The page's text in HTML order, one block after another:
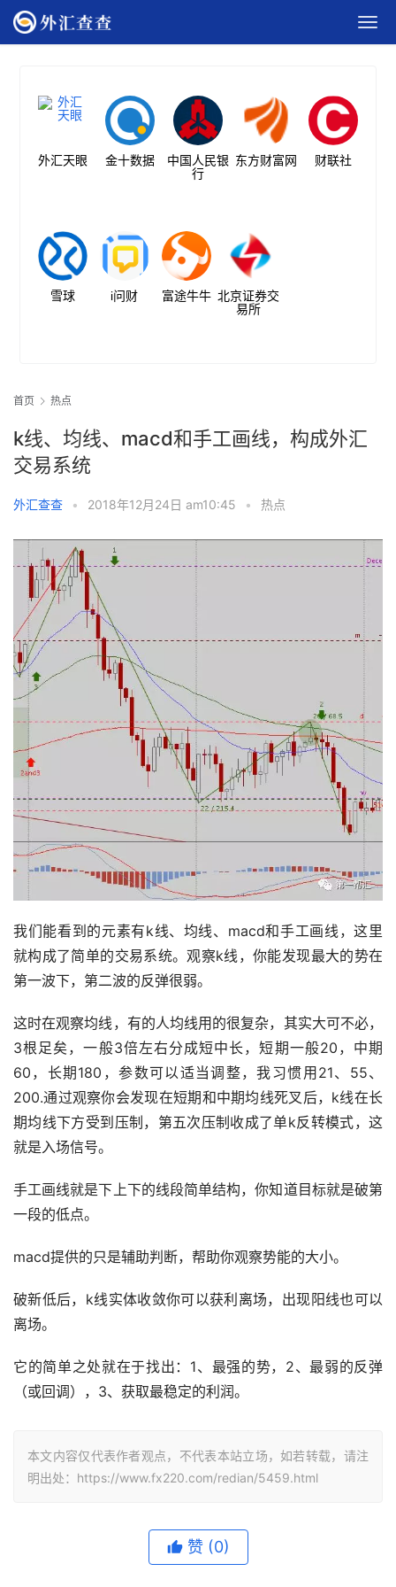
外汇天眼 金十数据
中国人民银
行
东方财富网 财联社
雪球 i问财 富途牛牛 北京证券交
易所
首页 热点
k线、均线、macd和手工画线，构成外汇
交易系统
外汇查查 • 2018年12月24日 am10:45 • 热点
我们能看到的元素有k线、均线、macd和手工画线，这里
就构成了简单的交易系统。观察k线，你能发现最大的势在
第一波下，第二波的反弹很弱。
这时在观察均线，有的人均线用的很复杂，其实大可不必，
3根足矣，一般3倍左右分成短中长，短期一般20，中期
60，长期180，参数可以适当调整，我习惯用21、55、
200.通过观察你会发现在短期和中期均线死叉后，k线在长
期均线下方受到压制，第五次压制收成了单k反转模式，这
就是入场信号。
手工画线就是下上下的线段简单结构，你知道目标就是破第
一段的低点。
macd提供的只是辅助判断，帮助你观察势能的大小。
破新低后，k线实体收敛你可以获利离场，出现阳线也可以
离场。
它的简单之处就在于找出：1、最强的势，2、最弱的反弹
（或回调），3、获取最稳定的利润。
本文内容仅代表作者观点，不代表本站立场，如若转载，请注
明出处：https://www.fx220.com/redian/5459.html
赞 (0)